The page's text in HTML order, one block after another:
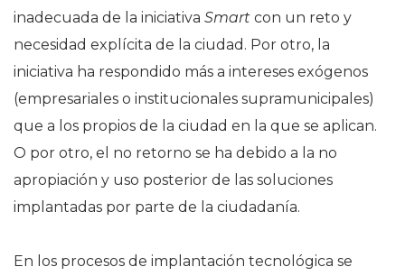
inadecuada de la iniciativa Smart con un reto y
necesidad explícita de la ciudad. Por otro, la
iniciativa ha respondido más a intereses exógenos
(empresariales o institucionales supramunicipales)
que a los propios de la ciudad en la que se aplican.
O por otro, el no retorno se ha debido a la no
apropiación y uso posterior de las soluciones
implantadas por parte de la ciudadanía.
En los procesos de implantación tecnológica se